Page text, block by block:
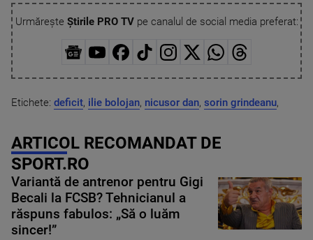
Urmărește Știrile PRO TVpe canalul de social media preferat:
Etichete: deficit, ilie bolojan, nicusor dan, sorin grindeanu,
ARTICOL RECOMANDAT DE
SPORT.RO
Variantă de antrenor pentru Gigi
Becali la FCSB? Tehnicianul a
răspuns fabulos: „Să o luăm
sincer!”